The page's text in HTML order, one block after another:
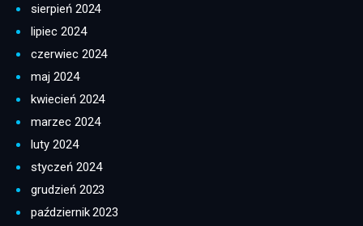
sierpień 2024
lipiec 2024
czerwiec 2024
maj 2024
kwiecień 2024
marzec 2024
luty 2024
styczeń 2024
grudzień 2023
październik 2023